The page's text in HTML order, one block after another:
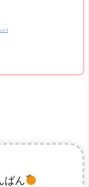
バ
ぱん